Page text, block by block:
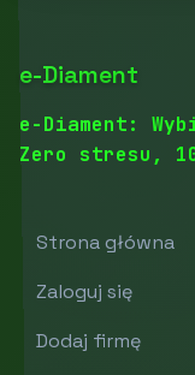
e-Diament
e-Diament:
Zero stresu,
Strona główna
Zaloguj się
Dodaj firmę